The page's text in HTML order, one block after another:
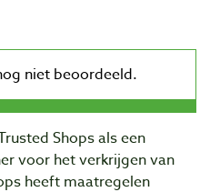
Shops als een
voor het verkrijgen van
heeft maatregelen